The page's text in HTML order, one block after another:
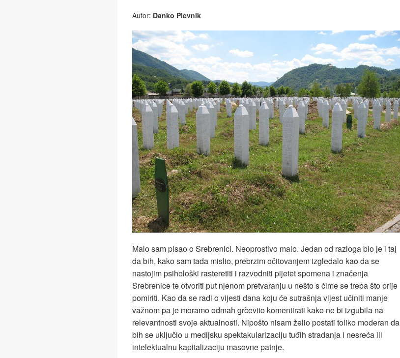
Autor: Danko Plevnik
Malo sam pisao o Srebrenici. Neoprostivo malo. Jedan od razloga bio je i taj
da bih, kako sam tada mislio, prebrzim očitovanjem izgledalo kao da se
nastojim psihološki rasteretiti i razvodniti pijetet spomena i značenja
Srebrenice te otvoriti put njenom pretvaranju u nešto s čime se treba što prije
pomiriti. Kao da se radi o vijesti dana koju će sutrašnja vijest učiniti manje
važnom pa je moramo odmah grčevito komentirati kako ne bi izgubila na
relevantnosti svoje aktualnosti. Nipošto nisam želio postati toliko moderan da
bih se uključio u medijsku spektakularizaciju tuđih stradanja i nesreća ili
intelektualnu kapitalizaciju masovne patnje.